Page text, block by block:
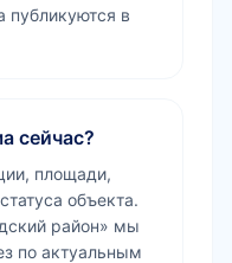
публикуются в
сейчас?
площади,
объекта.
район» мы
по актуальным